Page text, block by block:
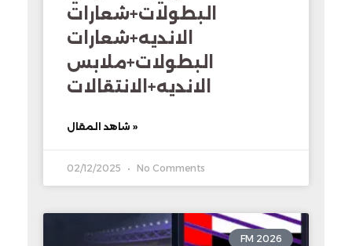
البطولات+شعارات
الانديه+شعارات
البطولات+ملابس
الانديه+الانتقالات
شاهد المقال »
02/12/2025 No Comments
FM 2026